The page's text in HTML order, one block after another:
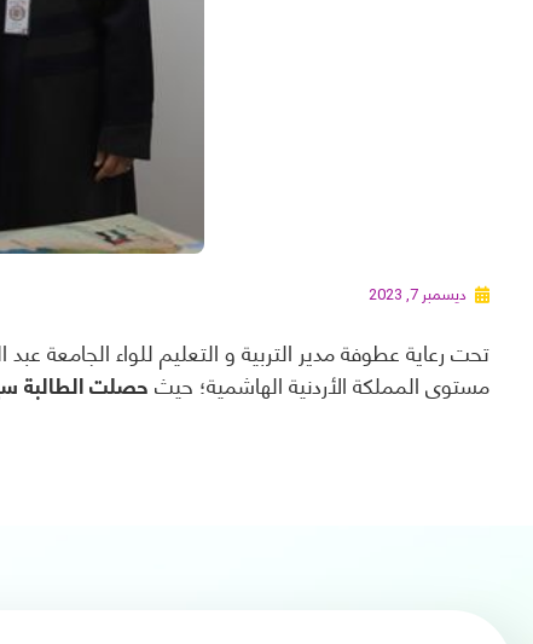
ديسمبر 7, 2023
تحت رعاية عطوفة مدير التربية و التعليم للواء الجامعة عبد
مستوى المملكة الأردنية الهاشمية؛ حيثحصلت الطالبة